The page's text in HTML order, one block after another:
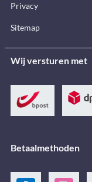
Privacy
Sitemap
Wij versturen met
Betaalmethoden